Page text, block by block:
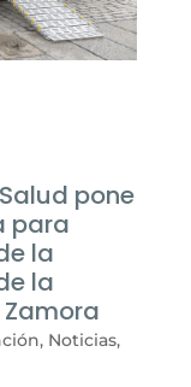
pone
para
la
la
, Noticias,